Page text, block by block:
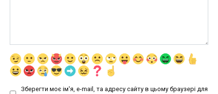
Зберегти моє ім'я, e-mail, та адресу сайту в цьому браузері для